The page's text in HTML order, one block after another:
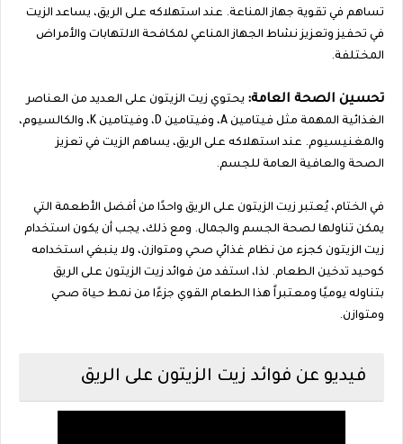
تساهم في تقوية جهاز المناعة. عند استهلاكه على الريق، يساعد الزيت
في تحفيز وتعزيز نشاط الجهاز المناعي لمكافحة الالتهابات والأمراض
المختلفة.
تحسين الصحة العامة: يحتوي زيت الزيتون على العديد من العناصر
الغذائية المهمة مثل فيتامين A، وفيتامين D، وفيتامين K، والكالسيوم،
والمغنيسيوم. عند استهلاكه على الريق، يساهم الزيت في تعزيز
الصحة والعافية العامة للجسم.
في الختام، يُعتبر زيت الزيتون على الريق واحدًا من أفضل الأطعمة التي
يمكن تناولها لصحة الجسم والجمال. ومع ذلك، يجب أن يكون استخدام
زيت الزيتون كجزء من نظام غذائي صحي ومتوازن، ولا ينبغي استخدامه
كوحيد تدخين الطعام. لذا، استفد من فوائد زيت الزيتون على الريق
بتناوله يوميًا ومعتبراً هذا الطعام القوي جزءًا من نمط حياة صحي
ومتوازن.
فيديو عن فوائد زيت الزيتون على الريق